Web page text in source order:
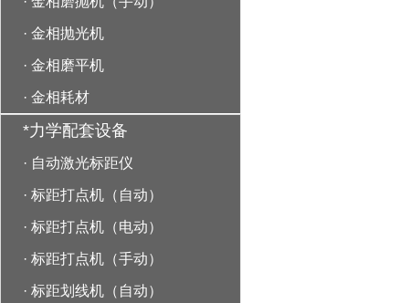
· 金相抛光机
· 金相磨平机
· 金相耗材
*力学配套设备
· 自动激光标距仪
· 标距打点机（自动）
· 标距打点机（电动）
· 标距打点机（手动）
· 标距划线机（自动）